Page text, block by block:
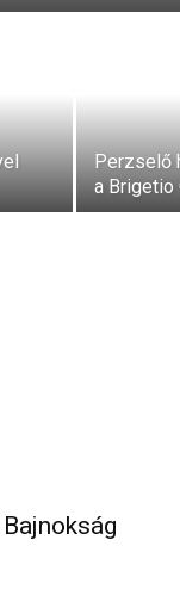
Perzselő
a